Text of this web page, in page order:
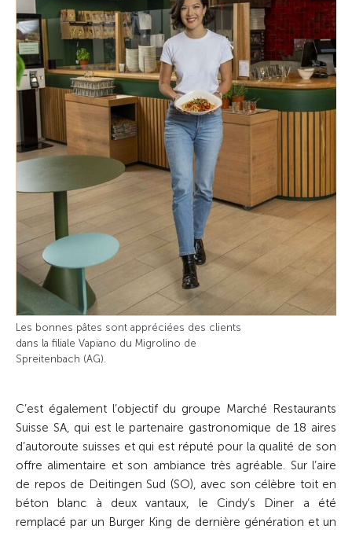
Les bonnes pâtes sont appréciées des clients
dans la filiale Vapiano du Migrolino de
Spreitenbach (AG).
C’est également l’objectif du groupe Marché Restaurants
Suisse SA, qui est le partenaire gastronomique de 18 aires
d’autoroute suisses et qui est réputé pour la qualité de son
offre alimentaire et son ambiance très agréable. Sur l’aire
de repos de Deitingen Sud (SO), avec son célèbre toit en
béton blanc à deux vantaux, le Cindy’s Diner a été
remplacé par un Burger King de dernière génération et un